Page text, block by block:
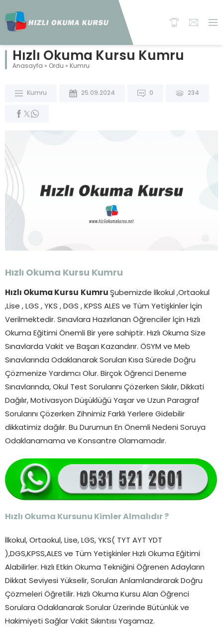
Hızlı Okuma Kursu Kumru
Anasayfa » Ordu » Kumru
Kumru 25.09.2024 0 234
Hızlı Okuma Kursu Kumru
Hızlı Okuma Kursu Kumru Şubemizde İlkokul ,Ortaokul
,Lise , LGS , YKS , DGS , KPSS ALES ve Tüm Yetişkinler İçin
Verilmektedir. Sınavlara Hazırlanan Öğrenciler İçin Hızlı
Okuma Eğitimi Önemli Bir yere sahiptir. Hızlı Okuma Size
Sınavlarda Vakit ve Başarı Kazandırır. ÖSYM ve Meb
Sınavlarında Odaklanarak Soruları Kısa Sürede Doğru
Çözmenize Yardımcı Olur. Birçok Öğrenci Deneme
Sınavlarında, Okul Test Sorularını Çözerken Sıkılır, Dikkati
Dağılır, Motivasyon Düşüklüğü Yaşar ve Uzun Paragraf
Sorularını Çözerken Zihnimiz Farklı Yerlere Gidebilir
dikkatimiz dağılır. Bu Durumun En Önemli Nedeni Soruya
Odaklanamama ve Konsantre Olamamadır.
Hızlı Okuma Kursunu Kimler Almalıdır ?
İlkokul, Ortaokul, Lise, LGS, YKS( TYT AYT YDT
),DGS,KPSS,ALES ve Tüm Yetişkinler Hızlı Okuma Eğitimi
Alabilirler. Hızlı Etkin Okuma Tekniğini Öğrenen Adayların
Dikkat Seviyesi Yükselir, Soruları Anlamlandırarak Doğru
Çözmeleri Öğretilir. Hızlı Okuma Kursu Alan Öğrenci
Sorulara Odaklanarak Sorular Üzerinde Bütünlük ve
Hakimiyeti Sağlar Vakit Sıkıntısı Yaşamaz.